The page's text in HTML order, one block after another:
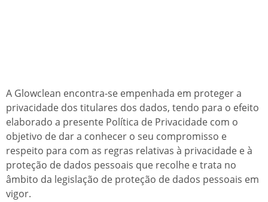
A Glowclean encontra-se empenhada em proteger a
privacidade dos titulares dos dados, tendo para o efeito
elaborado a presente Política de Privacidade com o
objetivo de dar a conhecer o seu compromisso e
respeito para com as regras relativas à privacidade e à
proteção de dados pessoais que recolhe e trata no
âmbito da legislação de proteção de dados pessoais em
vigor.